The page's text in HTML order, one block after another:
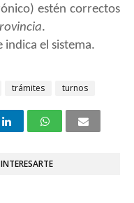
estén correctos
.
el sistema.
trámites turnos